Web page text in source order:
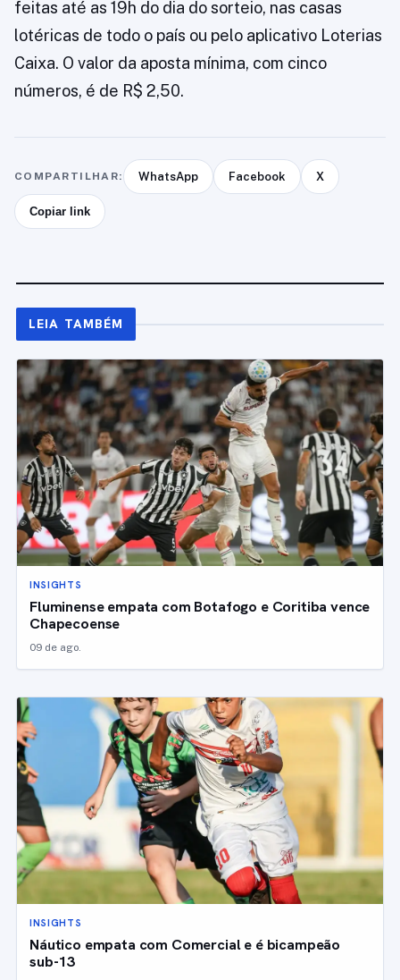
feitas até as 19h do dia do sorteio, nas casas
lotéricas de todo o país ou pelo aplicativo Loterias
Caixa. O valor da aposta mínima, com cinco
números, é de R$ 2,50.
COMPARTILHAR: WhatsApp Facebook X
Copiar link
LEIA TAMBÉM
INSIGHTS
Fluminense empata com Botafogo e Coritiba vence
Chapecoense
09 de ago.
INSIGHTS
Náutico empata com Comercial e é bicampeão
sub-13